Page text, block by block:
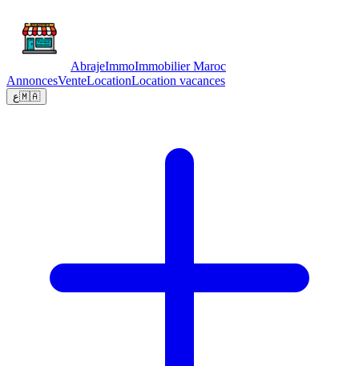
AbrajeImmoImmobilier Maroc
AnnoncesVenteLocationLocation vacances
ع🇲🇦